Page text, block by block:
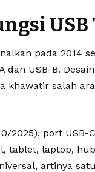
USB
pada 2014
dan USB-B.
khawatir salah
2025), port
tablet, laptop,
artinya